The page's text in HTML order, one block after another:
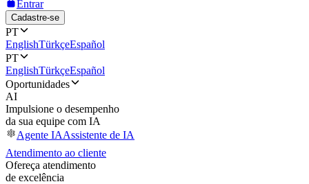
Entrar
Cadastre-se
PT
EnglishTürkçeEspañol
PT
EnglishTürkçeEspañol
Oportunidades
AI
Impulsione o desempenho
da sua equipe com IA
Agente IAAssistente de IA
Atendimento ao cliente
Ofereça atendimento
de excelência